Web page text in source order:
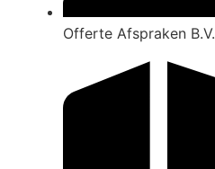
Offerte Afspraken B.V.